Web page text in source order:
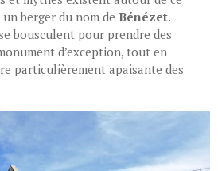
berger du nom de Bénézet.
bousculent pour prendre des
d’exception, tout en
particulièrement apaisante des